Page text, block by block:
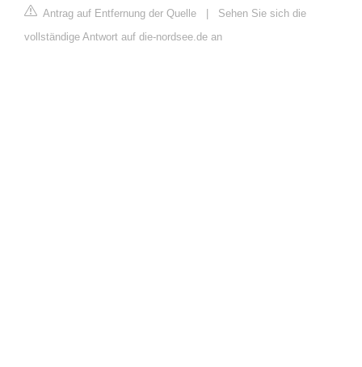
Antrag auf Entfernung der Quelle | Sehen Sie sich die
vollständige Antwort auf die-nordsee.de an